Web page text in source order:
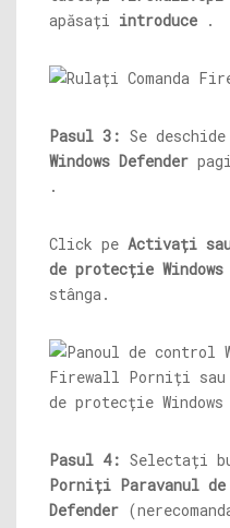
apăsați introduce .
Pasul 3: Se deschide
Windows Defender
.
Click pe Activați
de protecție Windows
stânga.
Pasul 4: Selectați
Porniți Paravanul de
Defender